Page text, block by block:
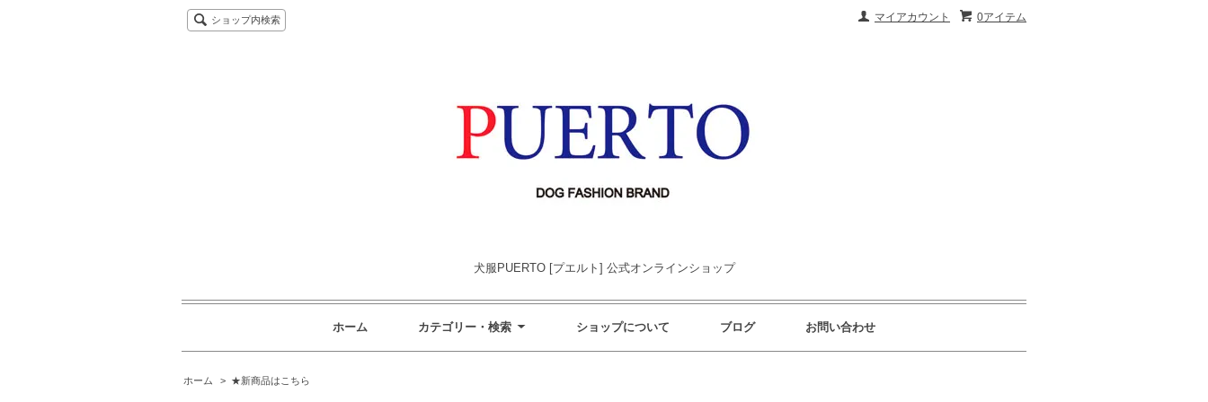
0アイテム
マイアカウント
ショップ内検索
犬服PUERTO [プエルト] 公式オンラインショップ
ホーム カテゴリー・検索 ショップについて ブログ お問い合わせ
ホーム > ★新商品はこちら